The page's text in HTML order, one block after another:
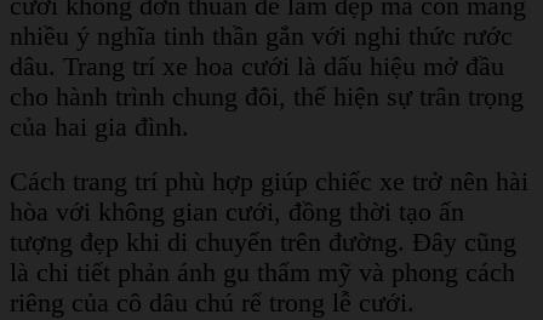
cưới không đơn thuần để làm đẹp mà còn mang
nhiều ý nghĩa tinh thần gắn với nghi thức rước
dâu. Trang trí xe hoa cưới là dấu hiệu mở đầu
cho hành trình chung đôi, thể hiện sự trân trọng
của hai gia đình.
Cách trang trí phù hợp giúp chiếc xe trở nên hài
hòa với không gian cưới, đồng thời tạo ấn
tượng đẹp khi di chuyển trên đường. Đây cũng
là chi tiết phản ánh gu thẩm mỹ và phong cách
riêng của cô dâu chú rể trong lễ cưới.